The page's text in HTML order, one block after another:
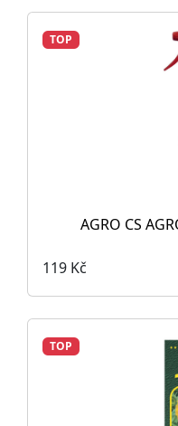
TOP
AGRO CS
119 Kč
TOP